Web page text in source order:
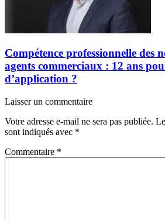
Compétence professionnelle des
agents commerciaux : 12 ans
d’application ?
Laisser un commentaire
Votre adresse e-mail ne sera pas publiée.
sont indiqués avec *
Commentaire *